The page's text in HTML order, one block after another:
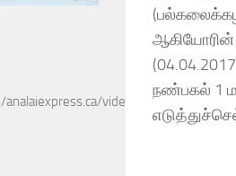
ஆகியோரின்
நண்பகல் 1
videos/